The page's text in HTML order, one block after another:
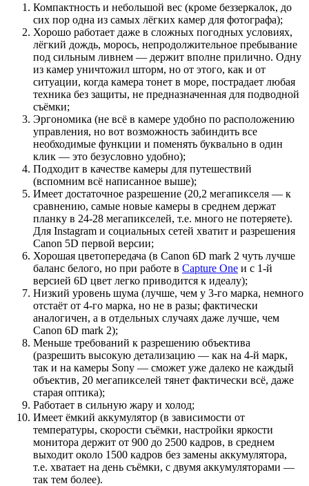
Компактность и небольшой вес (кроме беззеркалок, до
сих пор одна из самых лёгких камер для фотографа);
Хорошо работает даже в сложных погодных условиях,
лёгкий дождь, морось, непродолжительное пребывание
под сильным ливнем — держит вполне прилично. Одну
из камер уничтожил шторм, но от этого, как и от
ситуации, когда камера тонет в море, пострадает любая
техника без защиты, не предназначенная для подводной
съёмки;
Эргономика (не всё в камере удобно по расположению
управления, но вот возможность забиндить все
необходимые функции и поменять буквально в один
клик — это безусловно удобно);
Подходит в качестве камеры для путешествий
(вспомним всё написанное выше);
Имеет достаточное разрешение (20,2 мегапикселя — к
сравнению, самые новые камеры в среднем держат
планку в 24-28 мегапикселей, т.е. много не потеряете).
Для Instagram и социальных сетей хватит и разрешения
Canon 5D первой версии;
Хорошая цветопередача (в Canon 6D mark 2 чуть лучше
баланс белого, но при работе в Capture One и с 1-й
версией 6D цвет легко приводится к идеалу);
Низкий уровень шума (лучше, чем у 3-го марка, немного
отстаёт от 4-го марка, но не в разы; фактически
аналогичен, а в отдельных случаях даже лучше, чем
Canon 6D mark 2);
Меньше требований к разрешению объектива
(разрешить высокую детализацию — как на 4-й марк,
так и на камеры Sony — сможет уже далеко не каждый
объектив, 20 мегапикселей тянет фактически всё, даже
старая оптика);
Работает в сильную жару и холод;
Имеет ёмкий аккумулятор (в зависимости от
температуры, скорости съёмки, настройки яркости
монитора держит от 900 до 2500 кадров, в среднем
выходит около 1500 кадров без замены аккумулятора,
т.е. хватает на день съёмки, с двумя аккумуляторами —
так тем более).